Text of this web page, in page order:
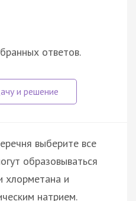
ответов.
выберите все
образовываться
хлорметана и
натрием.